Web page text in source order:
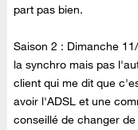
part pas bien.
Saison 2 : Dimanche
la synchro mais pas
client qui me dit que
avoir l'ADSL et une
conseillé de changer